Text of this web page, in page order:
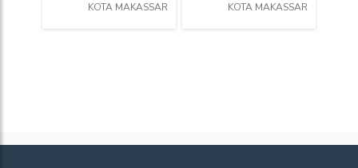
KOTA MAKASSAR KOTA MAKASSAR